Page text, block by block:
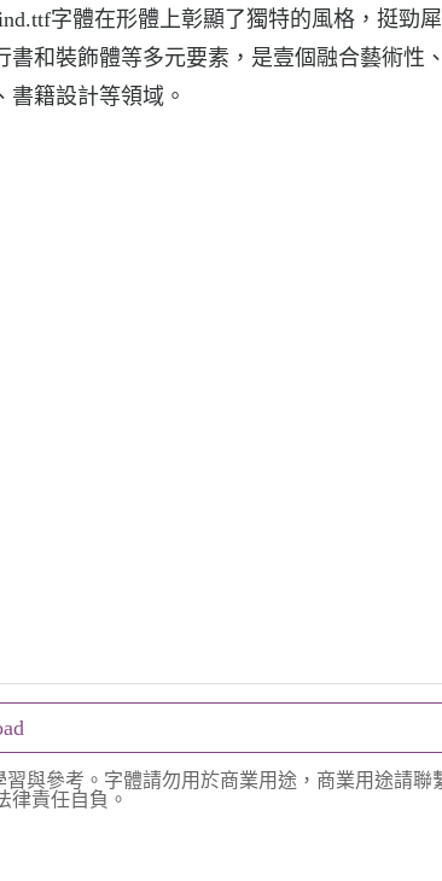
字體在形體上彰顯了獨特的風格，挺勁
和裝飾體等多元要素，是壹個融合藝術性
籍設計等領域。
與參考。字體請勿用於商業用途，商業用途請聯
律責任自負。